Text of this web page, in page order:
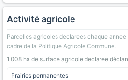
Activité agricole
Parcelles agricoles declarees chaque
cadre de la Politique Agricole Commune.
1 008 ha de surface agricole declaree
Prairies permanentes